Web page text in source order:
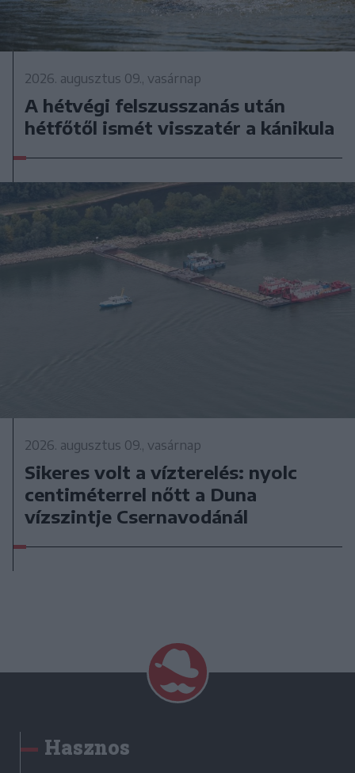
2026. augusztus 09., vasárnap
A hétvégi felszusszanás után
hétfőtől ismét visszatér a kánikula
2026. augusztus 09., vasárnap
Sikeres volt a vízterelés: nyolc
centiméterrel nőtt a Duna
vízszintje Csernavodánál
Hasznos